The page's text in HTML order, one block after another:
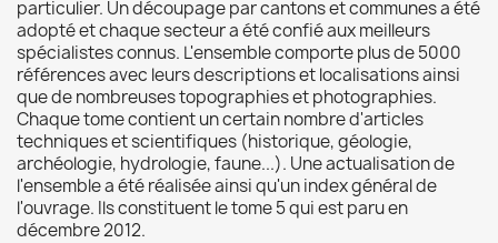
particulier. Un découpage par cantons et communes a été
adopté et chaque secteur a été confié aux meilleurs
spécialistes connus. L'ensemble comporte plus de 5000
références avec leurs descriptions et localisations ainsi
que de nombreuses topographies et photographies.
Chaque tome contient un certain nombre d'articles
techniques et scientifiques (historique, géologie,
archéologie, hydrologie, faune...). Une actualisation de
l'ensemble a été réalisée ainsi qu'un index général de
l'ouvrage. Ils constituent le tome 5 qui est paru en
décembre 2012.